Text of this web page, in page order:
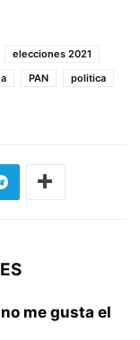
elecciones 2021
PAN
politica
me gusta el